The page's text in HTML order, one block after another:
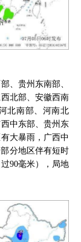
、贵州东南部、
北部、安徽西南
北南部、河南北
中东部、贵州东
大暴雨，广西中
分地区伴有短时
90毫米），局地